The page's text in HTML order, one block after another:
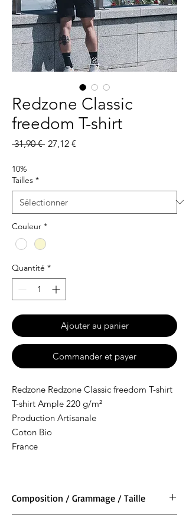
Redzone Classic
freedom T-shirt
31,90 € Prix
27,12 €
10%
Tailles *
Couleur *
Quantité *
Ajouter au panier
Commander et payer
Redzone Redzone Classic freedom T-shirt
T-shirt Ample 220 g/m²
Production Artisanale
Coton Bio
France
Composition / Grammage / Taille